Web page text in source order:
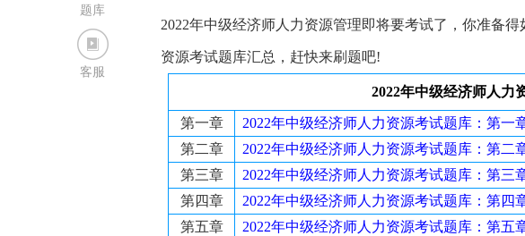
题库
客服
2022年中级经济师人力资源管理即将要考试了，你准备
资源考试题库汇总，赶快来刷题吧!
2022年中级经济师人力
第一章
2022年中级经济师人力资源考试题库：第一
第二章
2022年中级经济师人力资源考试题库：第二
第三章
2022年中级经济师人力资源考试题库：第三
第四章
2022年中级经济师人力资源考试题库：第四
第五章
2022年中级经济师人力资源考试题库：第五